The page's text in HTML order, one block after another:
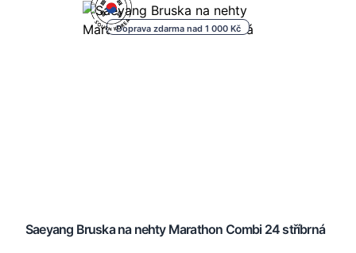
Doprava zdarma nad 1 000 Kč
Saeyang Bruska na nehty Marathon Combi 24 stříbrná